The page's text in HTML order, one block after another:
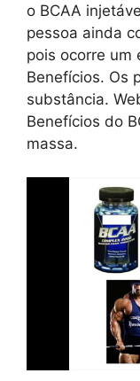
o BCAA
pessoa ainda
pois ocorre um
Benefícios. Os
substância.
Benefícios do
massa.